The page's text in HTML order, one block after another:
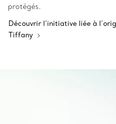
protégés.
Découvrir l’initiative liée à
Tiffany